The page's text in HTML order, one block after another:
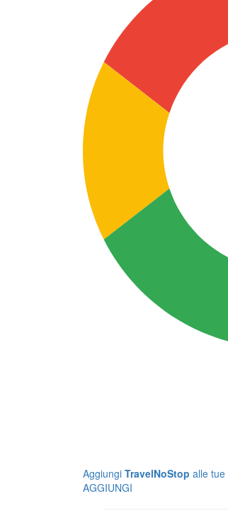
Aggiungi TravelNoStop alle tue
AGGIUNGI